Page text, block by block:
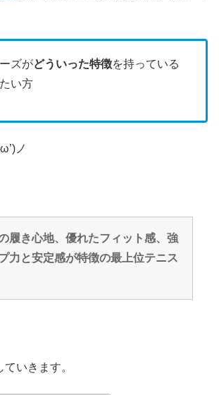
ズがどういった特徴を持っている
い方
ノ
履き心地、優れたフィット感、強
力と安定感が特徴の最上位テニス
いきます。